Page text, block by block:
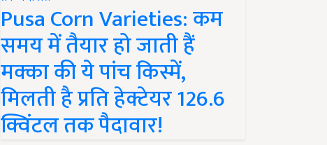
Pusa Corn Varieties: कम
समय में तैयार हो जाती हैं
मक्का की ये पांच किस्में,
मिलती है प्रति हेक्टेयर 126.6
क्विंटल तक पैदावार!